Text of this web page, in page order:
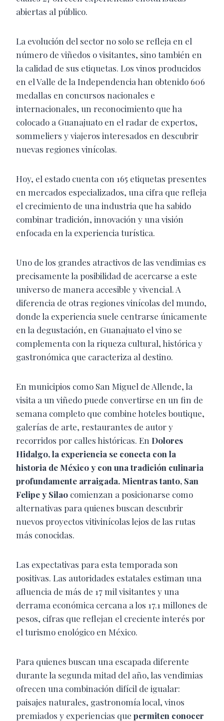
abiertas al público.
La evolución del sector no solo se refleja en el
número de viñedos o visitantes, sino también en
la calidad de sus etiquetas. Los vinos producidos
en el Valle de la Independencia han obtenido 606
medallas en concursos nacionales e
internacionales, un reconocimiento que ha
colocado a Guanajuato en el radar de expertos,
sommeliers y viajeros interesados en descubrir
nuevas regiones vinícolas.
Hoy, el estado cuenta con 165 etiquetas presentes
en mercados especializados, una cifra que refleja
el crecimiento de una industria que ha sabido
combinar tradición, innovación y una visión
enfocada en la experiencia turística.
Uno de los grandes atractivos de las vendimias es
precisamente la posibilidad de acercarse a este
universo de manera accesible y vivencial. A
diferencia de otras regiones vinícolas del mundo,
donde la experiencia suele centrarse únicamente
en la degustación, en Guanajuato el vino se
complementa con la riqueza cultural, histórica y
gastronómica que caracteriza al destino.
En municipios como San Miguel de Allende, la
visita a un viñedo puede convertirse en un fin de
semana completo que combine hoteles boutique,
galerías de arte, restaurantes de autor y
recorridos por calles históricas. En Dolores
Hidalgo, la experiencia se conecta con la
historia de México y con una tradición culinaria
profundamente arraigada. Mientras tanto, San
Felipe y Silao comienzan a posicionarse como
alternativas para quienes buscan descubrir
nuevos proyectos vitivinícolas lejos de las rutas
más conocidas.
Las expectativas para esta temporada son
positivas. Las autoridades estatales estiman una
afluencia de más de 17 mil visitantes y una
derrama económica cercana a los 17.1 millones de
pesos, cifras que reflejan el creciente interés por
el turismo enológico en México.
Para quienes buscan una escapada diferente
durante la segunda mitad del año, las vendimias
ofrecen una combinación difícil de igualar:
paisajes naturales, gastronomía local, vinos
premiados y experiencias que permiten conocer